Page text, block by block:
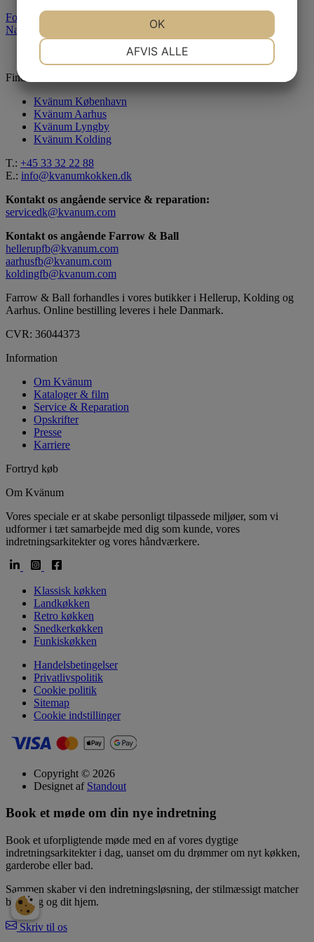
Forrige indlæg
Næste indlæg
Find os her
Kvänum København
Kvänum Aarhus
Kvänum Lyngby
Kvänum Kolding
T.: +45 33 32 22 88
E.: info@kvanumkokken.dk
Kontakt os angående service & reparation:
servicedk@kvanum.com
Kontakt os angående Farrow & Ball
hellerupfb@kvanum.com
aarhusfb@kvanum.com
koldingfb@kvanum.com
Farrow & Ball forhandles i vores butikker i Hellerup, Kolding og
Aarhus. Online bestilling leveres i hele Danmark.
CVR: 36044373
Information
Om Kvänum
Kataloger & film
Service & Reparation
Opskrifter
Presse
Karriere
Fortryd køb
Om Kvänum
Vores speciale er at skabe personligt tilpassede miljøer, som vi
udformer i tæt samarbejde med dig som kunde, vores
indretningsarkitekter og vores håndværkere.
Klassisk køkken
Landkøkken
Retro køkken
Snedkerkøkken
Funkiskøkken
Handelsbetingelser
Privatlivspolitik
Cookie politik
Sitemap
Cookie indstillinger
Copyright © 2026
Designet af Standout
Book et møde om din nye indretning
Book et uforpligtende møde med en af vores dygtige
indretningsarkitekter i dag, uanset om du drømmer om nyt køkken,
garderobe eller bad.
Sammen skaber vi den indretningsløsning, der stilmæssigt matcher
både dig og dit hjem.
Skriv til os
AFVIS ALLE
OK